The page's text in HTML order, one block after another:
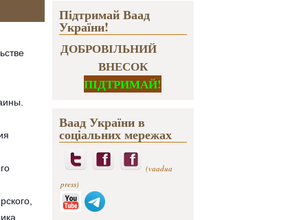
Підтримай Ваад
України!
ДОБРОВІЛЬНИЙ
ВНЕСОК
ПІДТРИМАЙ!
Ваад України в
соціальних мережах
(vaadua
press)